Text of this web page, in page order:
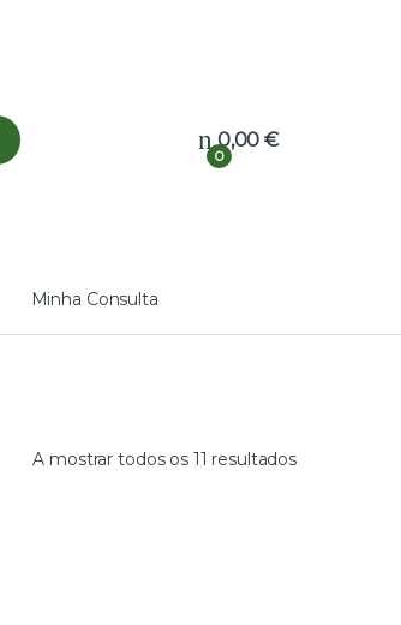
0
0,00€
Minha Consulta
A mostrar todos os 11 resultados